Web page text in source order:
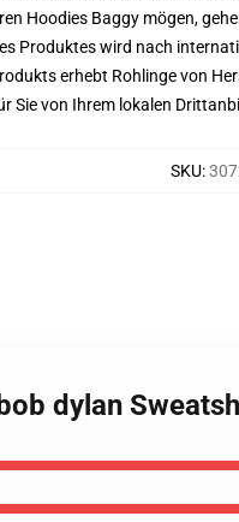
Hoodies Baggy mögen,
Produktes wird nach
erhebt Rohlinge von
Sie von Ihrem lokalen
SKU:
dylan